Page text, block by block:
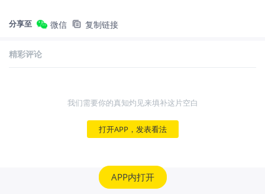
分享至 微信 复制链接
精彩评论
我们需要你的真知灼见来填补这片空白
打开APP，发表看法
APP内打开